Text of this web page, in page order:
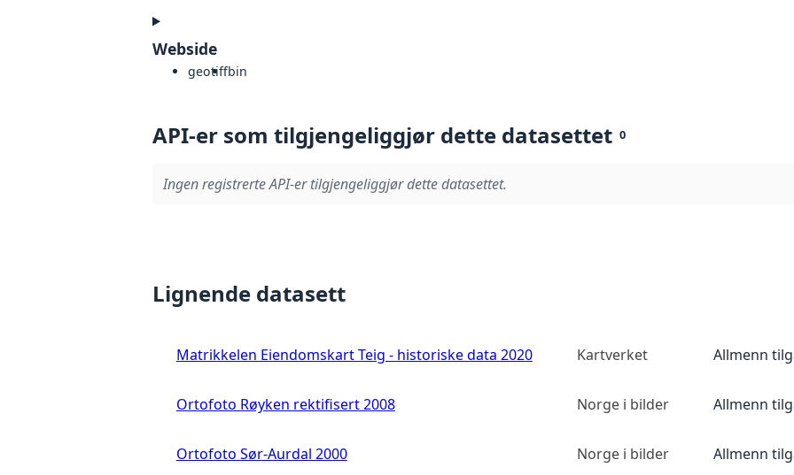
Webside
geotiffbin
API-er som tilgjengeliggjør dette datasettet 0
Ingen registrerte API-er tilgjengeliggjør dette datasettet.
Lignende datasett
Matrikkelen Eiendomskart Teig - historiske data 2020 Kartverket Allmenn
Ortofoto Røyken rektifisert 2008 Norge i bilder Allmenn
Ortofoto Sør-Aurdal 2000 Norge i bilder Allmenn